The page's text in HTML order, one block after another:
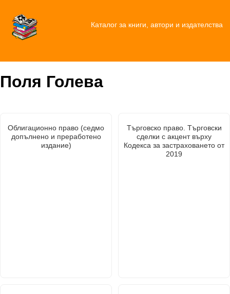
Каталог за книги, автори и издателства
Поля Голева
Облигационно право (седмо
допълнено и преработено
издание)
Търговско право. Търговски
сделки с акцент върху
Кодекса за застраховането от
2019